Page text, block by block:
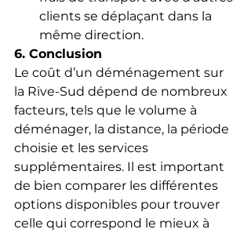
clients se déplaçant dans la
même direction.
6. Conclusion
Le coût d’un déménagement sur
la Rive-Sud dépend de nombreux
facteurs, tels que le volume à
déménager, la distance, la période
choisie et les services
supplémentaires. Il est important
de bien comparer les différentes
options disponibles pour trouver
celle qui correspond le mieux à